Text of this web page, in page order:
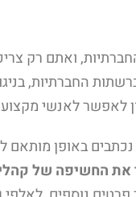
ואתם רק
החברתיות,
לאפשר לאנשי
באופן
את החשיפה של